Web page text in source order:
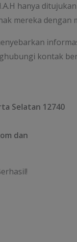
hanya
mereka
kontak
Selatan 12740
dan